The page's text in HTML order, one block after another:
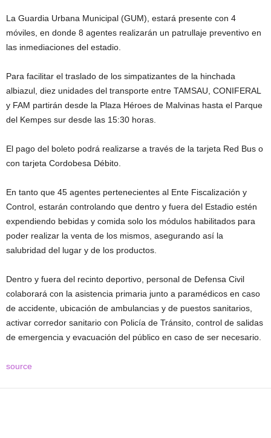
La Guardia Urbana Municipal (GUM), estará presente con 4
móviles, en donde 8 agentes realizarán un patrullaje preventivo en
las inmediaciones del estadio.
Para facilitar el traslado de los simpatizantes de la hinchada
albiazul, diez unidades del transporte entre TAMSAU, CONIFERAL
y FAM partirán desde la Plaza Héroes de Malvinas hasta el Parque
del Kempes sur desde las 15:30 horas.
El pago del boleto podrá realizarse a través de la tarjeta Red Bus o
con tarjeta Cordobesa Débito.
En tanto que 45 agentes pertenecientes al Ente Fiscalización y
Control, estarán controlando que dentro y fuera del Estadio estén
expendiendo bebidas y comida solo los módulos habilitados para
poder realizar la venta de los mismos, asegurando así la
salubridad del lugar y de los productos.
Dentro y fuera del recinto deportivo, personal de Defensa Civil
colaborará con la asistencia primaria junto a paramédicos en caso
de accidente, ubicación de ambulancias y de puestos sanitarios,
activar corredor sanitario con Policía de Tránsito, control de salidas
de emergencia y evacuación del público en caso de ser necesario.
source